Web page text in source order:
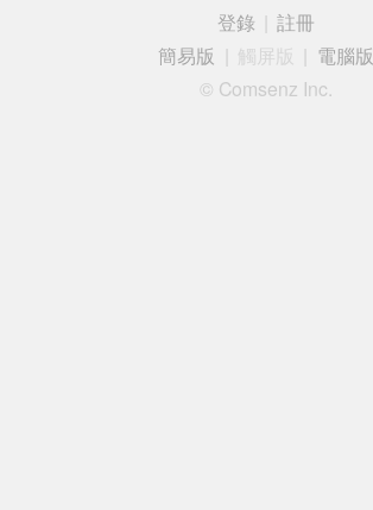
登錄
註冊
簡易版
觸屏版
電腦版
© Comsenz Inc.